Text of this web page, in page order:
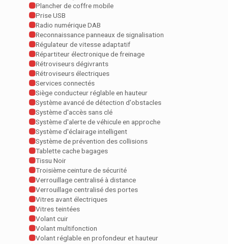
Plancher de coffre mobile
Prise USB
Radio numérique DAB
Reconnaissance panneaux de signalisation
Régulateur de vitesse adaptatif
Répartiteur électronique de freinage
Rétroviseurs dégivrants
Rétroviseurs électriques
Services connectés
Siège conducteur réglable en hauteur
Système avancé de détection d'obstacles
Système d'accès sans clé
Système d'alerte de véhicule en approche
Système d'éclairage intelligent
Système de prévention des collisions
Tablette cache bagages
Tissu Noir
Troisième ceinture de sécurité
Verrouillage centralisé à distance
Verrouillage centralisé des portes
Vitres avant électriques
Vitres teintées
Volant cuir
Volant multifonction
Volant réglable en profondeur et hauteur